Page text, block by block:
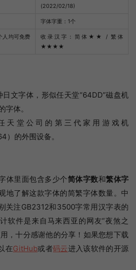
(2022/02/18)
字体字重：1个
人均可免费
收录汉字：简体 ★★
/ 繁体
★★★★
日文字体，形似任天堂“64DD”磁盘机
字体。
天堂公司的第三代家用游戏机
）的外围设备。
体里面包含多少个简体字数和繁体字
地了解这款字体的简繁字体数量。中
关注GB2312和3500字常用汉字表的
软件是来自马来西亚的网友“夜煞之
，十分感谢他的分享！如果您想下载
在GitHub或者码云进入该软件的开源